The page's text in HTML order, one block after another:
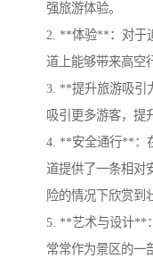
强旅游体验。
2. **体验**：对于
道上能够带来高空
3. **提升旅游吸引
吸引更多游客，提
4. **安全通行**：
道提供了一条相对
险的情况下欣赏到
5. **艺术与设计**
常常作为景区的一